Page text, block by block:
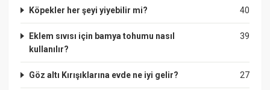
40
Köpekler her şeyi yiyebilir mi?
39
Eklem sıvısı için bamya tohumu nasıl
kullanılır?
27
Göz altı Kırışıklarına evde ne iyi gelir?